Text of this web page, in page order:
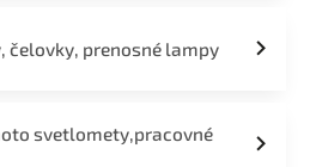
čelovky, prenosné lampy
svetlomety,pracovné